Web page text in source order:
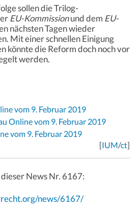
sollen die Trilog-
EU-Kommissionund dem EU-
nächsten Tagen wieder
Mit einer schnellen Einigung
könnte die Reform doch noch vor
werden.
vom 9. Februar 2019
Online vom 9. Februar 2019
vom 9. Februar 2019
[IUM/ct]
News Nr. 6167:
news/6167/